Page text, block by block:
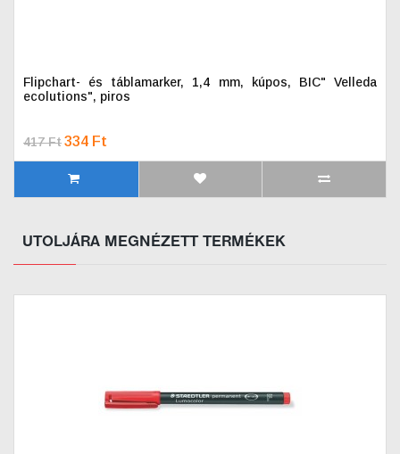
Flipchart- és táblamarker, 1,4 mm, kúpos, BIC" Velleda
ecolutions", piros
417 Ft334 Ft
UTOLJÁRA MEGNÉZETT TERMÉKEK